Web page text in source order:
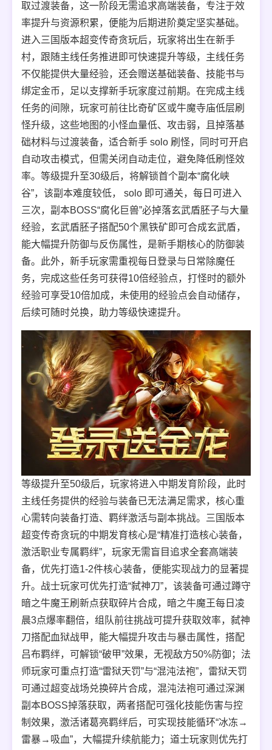
取过渡装备，这一阶段无需追求高端装备，专注于效
率提升与资源积累，便能为后期进阶奠定坚实基础。
进入三国版本超变传奇贪玩后，玩家将出生在新手
村，跟随主线任务推进即可快速提升等级，主线任务
不仅能提供大量经验，还会赠送基础装备、技能书与
绑定金币，足以支撑新手玩家度过前期。在完成主线
任务的间隙，玩家可前往比奇矿区或牛魔寺庙低层刷
怪升级，这些地图的小怪血量低、攻击弱，且掉落基
础材料与过渡装备，适合新手 solo 刷怪，同时可开启
自动攻击模式，但需关闭自动走位，避免降低刷怪效
率。等级提升至30级后，将解锁首个副本“腐化峡
谷”，该副本难度较低， solo 即可通关，每日可进入
三次，副本BOSS“腐化巨兽”必掉落玄武盾胚子与大量
经验，玄武盾胚子搭配50个黑铁矿即可合成玄武盾，
能大幅提升防御与反伤属性，是新手期核心的防御装
备。此外，新手玩家需重视每日登录与日常除魔任
务，完成这些任务可获得10倍经验点，打怪时的额外
经验可享受10倍加成，未使用的经验点会自动储存，
后续可随时兑换，助力等级快速提升。
等级提升至50级后，玩家将进入中期发育阶段，此时
主线任务提供的经验与装备已无法满足需求，核心重
心需转向装备打造、羁绊激活与副本挑战。三国版本
超变传奇贪玩的中期发育核心是“精准打造核心装备，
激活职业专属羁绊”，玩家无需盲目追求全套高端装
备，优先打造1-2件核心装备，便能实现战力的显著提
升。战士玩家可优先打造“弑神刀”，该装备可通过蹲守
暗之牛魔王刷新点获取碎片合成，暗之牛魔王每日凌
晨3点爆率翻倍，组队前往挑战可提升获取效率，弑神
刀搭配血狱战甲，能大幅提升攻击与暴击属性，搭配
吕布羁绊，可解锁“破甲”效果，无视敌方50%防御；法
师玩家可重点打造“雷狱天罚”与“混沌法袍”，雷狱天罚
可通过超变战场兑换碎片合成，混沌法袍可通过深渊
副本BOSS掉落获取，两者搭配可强化技能伤害与控
制效果，激活诸葛亮羁绊后，可实现技能循环“冰冻→
雷暴→吸血”，大幅提升续航能力；道士玩家则优先打